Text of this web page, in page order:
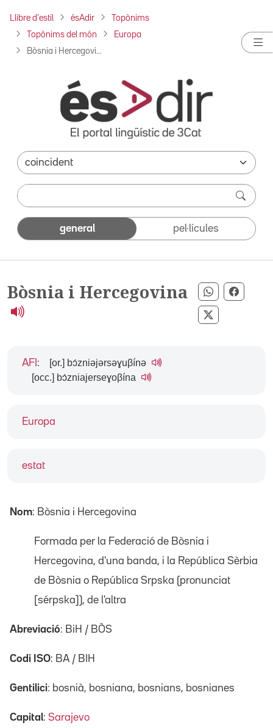
Llibre d'estil ésAdir Topònims
Topònims del món Europa
Bòsnia i Hercegovi...
general pel·lícules
Bòsnia i Hercegovina Compartir
Compartir
Europa
estat
AFI :
[or.] bɔ́zniəjərsəɣuβínə
[occ.] bɔ́zniajerseɣoβína
Nom: Bòsnia i Hercegovina
Formada per la Federació de Bòsnia i
Hercegovina, d'una banda, i la República Sèrbia
de Bòsnia o República Srpska (pronunciat
[sérpska]), de l'altra
Abreviació: BiH / BÒS
Codi ISO: BA / BIH
Gentilici: bosnià, bosniana, bosnians, bosnianes
Capital: Sarajevo